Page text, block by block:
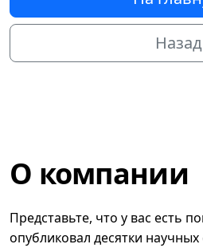
Назад
О компании
Представьте, что у вас есть
опубликовал десятки научных